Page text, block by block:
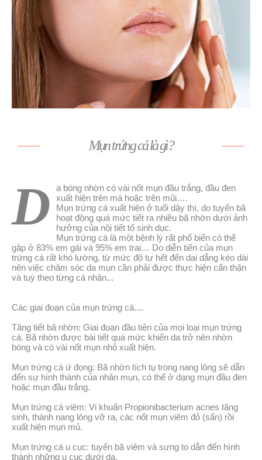
Mụn trứng cá là gì?
D
a bóng nhờn có vài nốt mụn đầu trắng, đầu đen
xuất hiện trên má hoặc trên mũi….
Mụn trứng cá xuất hiện ở tuổi dậy thì, do tuyến bã
hoạt động quá mức tiết ra nhiều bã nhờn dưới ảnh
hưởng của nội tiết tố sinh dục.
Mụn trứng cá là một bệnh lý rất phổ biến có thể
gặp ở 83% em gái và 95% em trai… Do diễn tiến của mụn
trứng cá rất khó lường, từ mức độ tự hết đến dai dẳng kéo dài
nên việc chăm sóc da mụn cần phải được thực hiện cẩn thận
và tuỳ theo từng cá nhân...
Các giai đoạn của mụn trứng cá....
Tăng tiết bã nhờn: Giai đoạn đầu tiên của mọi loại mụn trứng
cá. Bã nhờn được bài tiết quá mức khiến da trở nên nhờn
bóng và có vài nốt mụn nhỏ xuất hiện.
Mụn trứng cá ứ đọng: Bã nhờn tích tụ trong nang lông sẽ dẫn
đến sự hình thành của nhân mụn, có thể ở dạng mụn đầu đen
hoặc mụn đầu trắng.
Mụn trứng cá viêm: Vi khuẩn Propionibacterium acnes tăng
sinh, thành nang lông vỡ ra, các nốt mụn viêm đỏ (sẩn) rồi
xuất hiện mụn mủ.
Mụn trứng cá u cục: tuyến bã viêm và sưng to dẫn đến hình
thành những u cục dưới da.